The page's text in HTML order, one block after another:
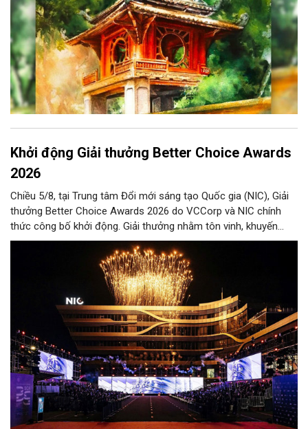
Khởi động Giải thưởng Better Choice Awards
2026
Chiều 5/8, tại Trung tâm Đổi mới sáng tạo Quốc gia (NIC), Giải
thưởng Better Choice Awards 2026 do VCCorp và NIC chính
thức công bố khởi động. Giải thưởng nhằm tôn vinh, khuyến
khích, cổ vũ những giá trị đổi mới, sáng tạo, áp dụng trong đời
sống thực, phục vụ người tiêu dùng.